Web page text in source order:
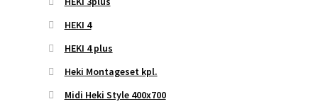
HEKI 4
HEKI 4 plus
Heki Montageset kpl.
Midi Heki Style 400x700